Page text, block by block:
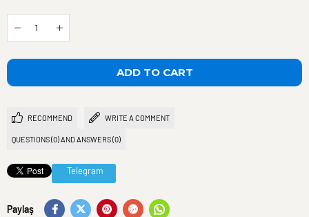
RECOMMEND WRITE A COMMENT
QUESTIONS (0) AND ANSWERS (0)
Telegram
Paylaş